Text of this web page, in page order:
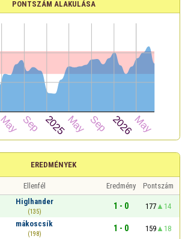
PONTSZÁM ALAKULÁSA
EREDMÉNYEK
Ellenfél Eredmény
Pontszám
Higlhander
(135)
1 - 0 177
14
mákoscsík
(198)
1 - 0 159
18